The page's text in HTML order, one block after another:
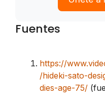
Fuentes
https://
/hideki-sato-
dies-age-75/